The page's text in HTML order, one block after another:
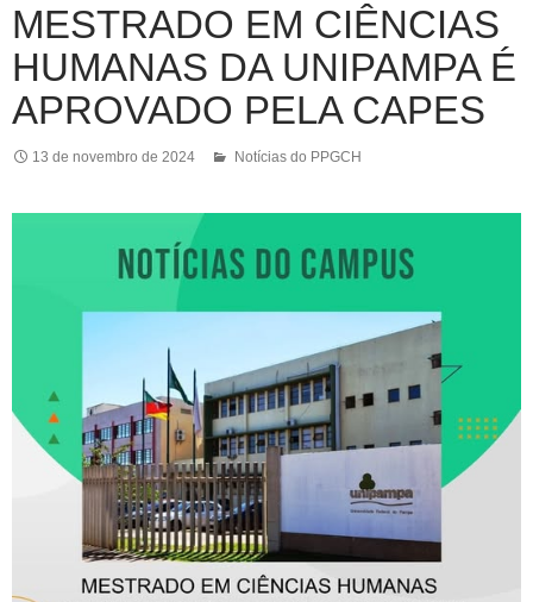
MESTRADO EM CIÊNCIAS
HUMANAS DA UNIPAMPA É
APROVADO PELA CAPES
13 de novembro de 2024 Notícias do PPGCH